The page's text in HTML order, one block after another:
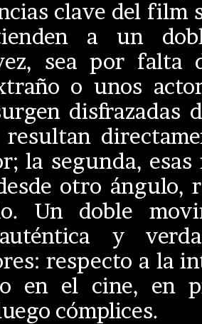
clave del film
a un
sea por falta
o unos
disfrazadas
la segunda, esas
otro ángulo,
Un doble
y
respecto a la
en el cine, en
cómplices.